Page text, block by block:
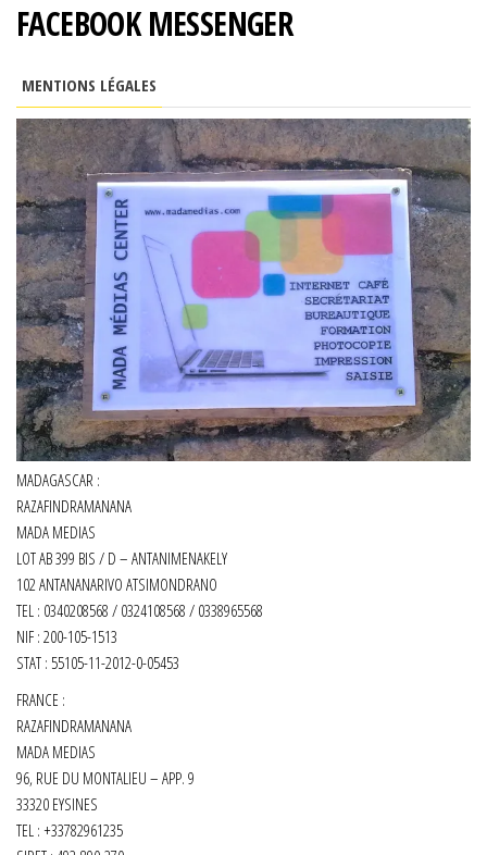
FACEBOOK MESSENGER
MENTIONS LÉGALES
MADAGASCAR :
RAZAFINDRAMANANA
MADA MEDIAS
LOT AB 399 BIS / D – ANTANIMENAKELY
102 ANTANANARIVO ATSIMONDRANO
TEL : 0340208568 / 0324108568 / 0338965568
NIF : 200-105-1513
STAT : 55105-11-2012-0-05453
FRANCE :
RAZAFINDRAMANANA
MADA MEDIAS
96, RUE DU MONTALIEU – APP. 9
33320 EYSINES
TEL : +33782961235